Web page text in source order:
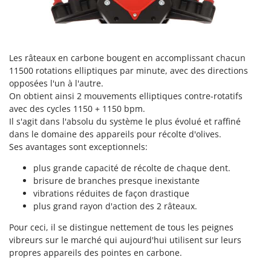
Pulvérisateurs
Pulvérisateurs portés
R
Rafraîchisseurs d'air par évaporation
Rampes de chargement en aluminium
Râpes à fromage électriques
Râteaux pour tracteur
Remplisseuses
Robots nettoyeurs de piscine
Robots Tondeuses
Rogneuses de souches
Rouleaux pour tracteur
S
Scies à os
Scies à Ruban
GRIFO
H
Hailo
Helvi
Henx
HiKOKI
Honda
Idromatic
Il-Tec
Imperia
Infaco
Les râteaux en carbone bougent en accomplissant chacun
11500 rotations elliptiques par minute, avec des directions
opposées l'un à l'autre.
On obtient ainsi 2 mouvements elliptiques contre-rotatifs
avec des cycles 1150 + 1150 bpm.
Il s'agit dans l'absolu du système le plus évolué et raffiné
dans le domaine des appareils pour récolte d'olives.
Ses avantages sont exceptionnels:
plus grande capacité de récolte de chaque dent.
brisure de branches presque inexistante
vibrations réduites de façon drastique
plus grand rayon d'action des 2 râteaux.
Pour ceci, il se distingue nettement de tous les peignes
vibreurs sur le marché qui aujourd'hui utilisent sur leurs
propres appareils des pointes en carbone.